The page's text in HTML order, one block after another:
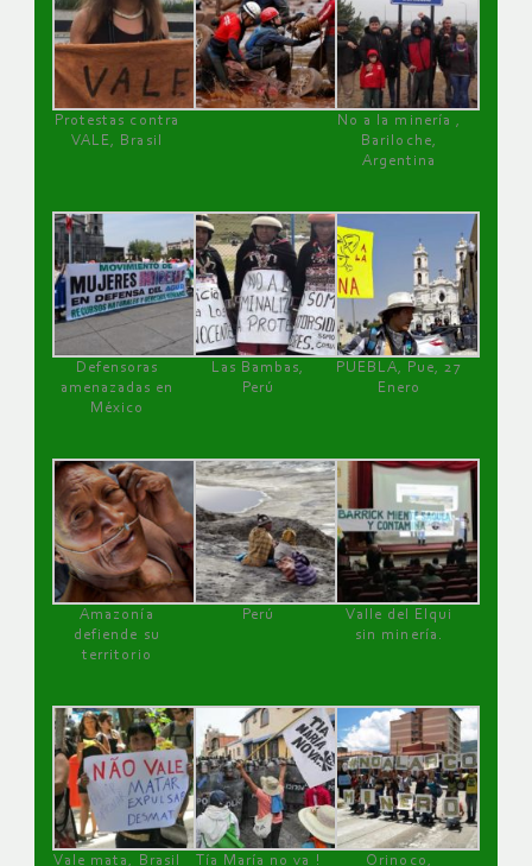
Protestas contra
VALE, Brasil
No a la minería ,
Bariloche,
Argentina
Defensoras
amenazadas en
México
Las Bambas,
Perú
PUEBLA, Pue, 27
Enero
Amazonía
defiende su
territorio
Perú
Valle del Elqui
sin minería.
Vale mata, Brasil Tía María no va ! Orinoco,